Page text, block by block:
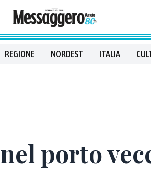
REGIONE NORDEST ITALIA
porto